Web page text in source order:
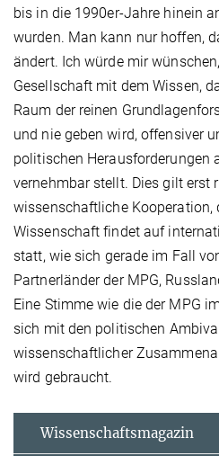
bis in die 1990er-Jahre hinein
wurden. Man kann nur hoffen,
ändert. Ich würde mir
Gesellschaft mit dem Wissen,
Raum der reinen
und nie geben wird, offensiver
politischen Herausforderungen
vernehmbar stellt. Dies gilt erst
wissenschaftliche Kooperation,
Wissenschaft findet auf
statt, wie sich gerade im Fall
Partnerländer der MPG,
Eine Stimme wie die der MPG
sich mit den politischen
wissenschaftlicher
wird gebraucht.
Wissenschaftsmagazin